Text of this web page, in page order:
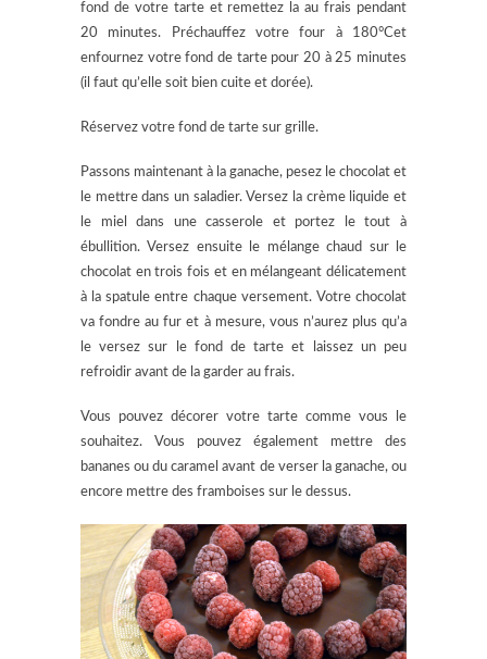
fond de votre tarte et remettez la au frais pendant
20 minutes. Préchauffez votre four à 180°Cet
enfournez votre fond de tarte pour 20 à 25 minutes
(il faut qu’elle soit bien cuite et dorée).
Réservez votre fond de tarte sur grille.
Passons maintenant à la ganache, pesez le chocolat et
le mettre dans un saladier. Versez la crème liquide et
le miel dans une casserole et portez le tout à
ébullition. Versez ensuite le mélange chaud sur le
chocolat en trois fois et en mélangeant délicatement
à la spatule entre chaque versement. Votre chocolat
va fondre au fur et à mesure, vous n’aurez plus qu’a
le versez sur le fond de tarte et laissez un peu
refroidir avant de la garder au frais.
Vous pouvez décorer votre tarte comme vous le
souhaitez. Vous pouvez également mettre des
bananes ou du caramel avant de verser la ganache, ou
encore mettre des framboises sur le dessus.